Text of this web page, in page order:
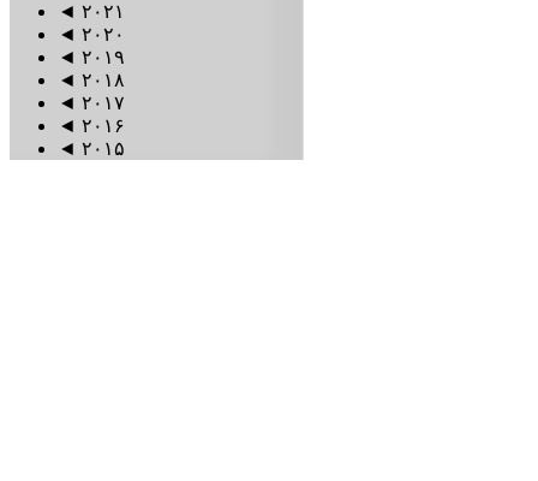
◄ ۲۰۲۱
◄ ۲۰۲۰
◄ ۲۰۱۹
◄ ۲۰۱۸
◄ ۲۰۱۷
◄ ۲۰۱۶
◄ ۲۰۱۵